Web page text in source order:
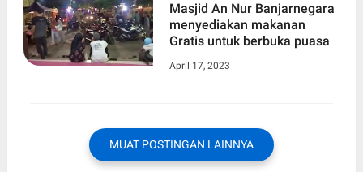
Masjid An Nur Banjarnegara
menyediakan makanan
Gratis untuk berbuka puasa
April 17, 2023
MUAT POSTINGAN LAINNYA